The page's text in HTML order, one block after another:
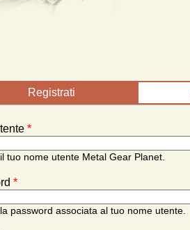
primarie
Registrati
*
il tuo nome utente Metal Gear Planet.
*
la password associata al tuo nome utente.